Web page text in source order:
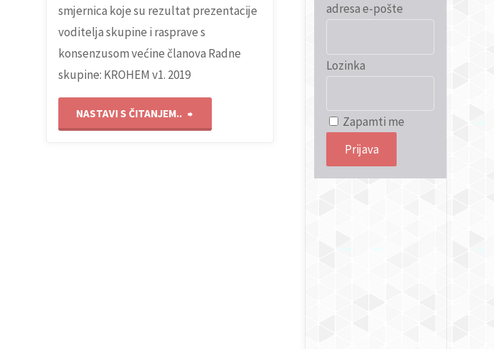
smjernica koje su rezultat prezentacije
voditelja skupine i rasprave s
konsenzusom većine članova Radne
skupine: KROHEM v1. 2019
NASTAVI S ČITANJEM..
adresa e-pošte
Lozinka
Zapamti me